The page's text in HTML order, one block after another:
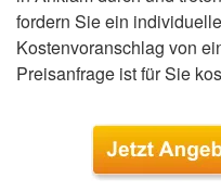
fordern Sie ein
Kostenvoranschlag von
Preisanfrage ist für Sie